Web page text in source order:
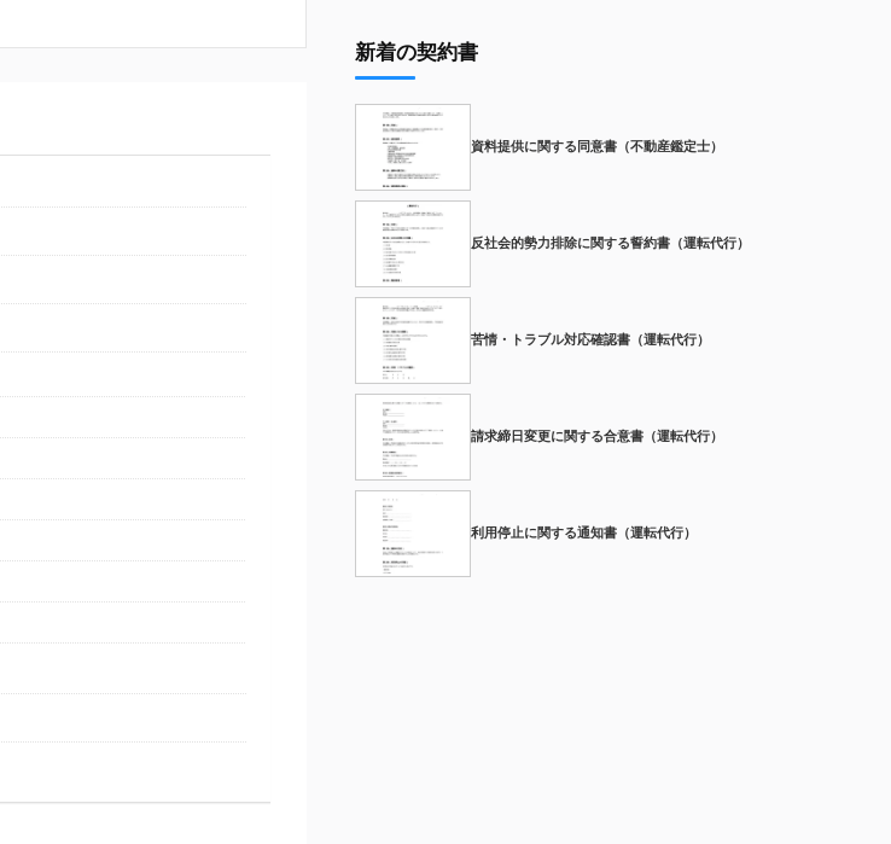
新着の契約書
資料提供に関する同意書（不動産鑑定士）
反社会的勢力排除に関する誓約書（運転代行）
苦情・トラブル対応確認書（運転代行）
請求締日変更に関する合意書（運転代行）
利用停止に関する通知書（運転代行）